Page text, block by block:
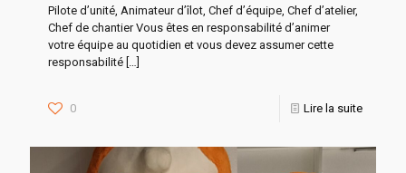
Pilote d’unité, Animateur d’îlot, Chef d’équipe, Chef d’atelier,
Chef de chantier Vous êtes en responsabilité d’animer
votre équipe au quotidien et vous devez assumer cette
responsabilité […]
0 Lire la suite